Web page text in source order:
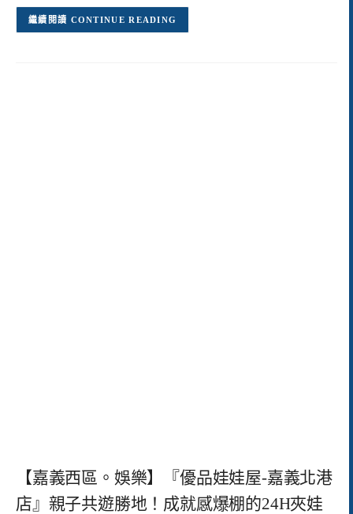
CONTINUE READING
【嘉義西區。娛樂】『優品娃娃屋-嘉義北港
店』親子共遊勝地！成就感爆棚的24H夾娃